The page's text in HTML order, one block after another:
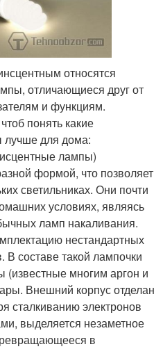
относятся
отличающиеся друг от
и функциям.
понять какие
лучше для дома:
лампы)
формой, что позволяет
светильниках. Они почти
условиях, являясь
ламп накаливания.
нестандартных
В составе такой лампочки
(известные многим аргон и
Внешний корпус отделан
сталкиванию электронов
выделяется незаметное
в